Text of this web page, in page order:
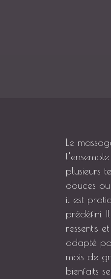
Le
plusieurs
douces
il est
prédéfini.
ressentis
adapté
mois de
bienfaits